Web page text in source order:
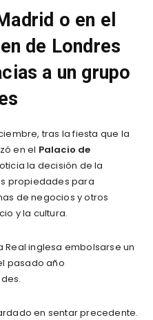
o en el
de Londres
a un grupo
tras la fiesta que la
en el Palacio de
la decisión de la
propiedades para
de negocios y otros
y la cultura.
Real inglesa embolsarse un
pasado año
en sentar precedente.